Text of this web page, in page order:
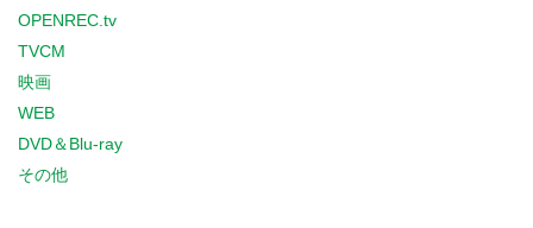
OPENREC.tv
TVCM
映画
WEB
DVD＆Blu-ray
その他